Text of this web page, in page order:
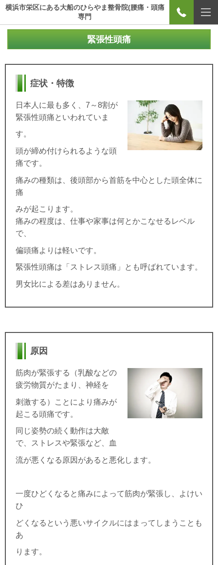
横浜市栄区にある大船のひらやま整骨院(腰痛・頭痛
専門
緊張性頭痛
症状・特徴
日本人に最も多く、 7 ～8割が
緊張性頭痛といわれていま
す。
頭が締め付けられるような頭
痛です。
痛みの種類は、後頭部から首筋を中心とした頭全体に
痛
みが起こります。
痛みの程度は、仕事や家事は何とかこなせるレベル
で、
偏頭痛よりは軽いです。
緊張性頭痛は「ストレス頭痛」とも呼ばれています。
男女比による差はありません。
原因
筋肉が緊張する（乳酸などの
疲労物質がたまり、神経を
刺激する）ことにより痛みが
起こる頭痛です。
同じ姿勢の続く動作は大敵
で、ストレスや緊張など、血
流が悪くなる原因があると悪化します。
一度ひどくなると痛みによって筋肉が緊張し、よけい
ひ
どくなるという悪いサイクルにはまってしまうことも
あ
ります。